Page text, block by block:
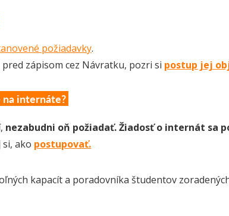
požiadavky.
zápisom cez Návratku, pozri si postup jej
internáte?
nezabudni oň požiadať.Žiadosť o internát sa
ako postupovať.
kapacít a poradovníka študentov